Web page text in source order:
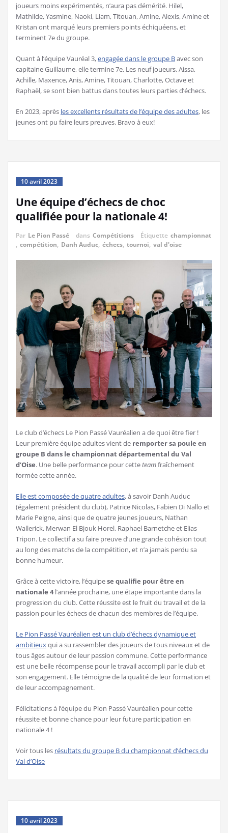
joueurs moins expérimentés, n’aura pas démérité. Hilel,
Mathilde, Yasmine, Naoki, Liam, Titouan, Amine, Alexis, Amine et
Kristan ont marqué leurs premiers points échiquéens, et
terminent 7e du groupe.
Quant à l’équipe Vauréal 3,engagée dans le groupe Bavec son
capitaine Guillaume, elle termine 7e. Les neuf joueurs, Aissa,
Achille, Maxence, Anis, Amine, Titouan, Charlotte, Octave et
Raphaël, se sont bien battus dans toutes leurs parties d’échecs.
En 2023, après les excellents résultats de l’équipe des adultes, les
jeunes ont pu faire leurs preuves. Bravo à eux!
10 avril 2023
Une équipe d’échecs de choc
qualifiée pour la nationale 4!
Par Le Pion Passé dans Compétitions Étiquette championnat
, compétition, Danh Auduc, échecs, tournoi, val d'oise
Le club d’échecs Le Pion Passé Vauréalien a de quoi être fier !
Leur première équipe adultes vient de remporter sa poule en
groupe B dans le championnat départemental du Val
d’Oise. Une belle performance pour cetteteamfraîchement
formée cette année.
Elle est composée de quatre adultes, à savoir Danh Auduc
(également président du club), Patrice Nicolas, Fabien Di Nallo et
Marie Peigne, ainsi que de quatre jeunes joueurs, Nathan
Wallerick, Merwan El Bjouk Horel, Raphael Barnetche et Elias
Tripon. Le collectif a su faire preuve d’une grande cohésion tout
au long des matchs de la compétition, et n’a jamais perdu sa
bonne humeur.
Grâce à cette victoire, l’équipese qualifie pour être en
nationale 4l’année prochaine, une étape importante dans la
progression du club. Cette réussite est le fruit du travail et de la
passion pour les échecs de chacun des membres de l’équipe.
Le Pion Passé Vauréalien est un club d’échecs dynamique et
ambitieuxqui a su rassembler des joueurs de tous niveaux et de
tous âges autour de leur passion commune. Cette performance
est une belle récompense pour le travail accompli par le club et
son engagement. Elle témoigne de la qualité de leur formation et
de leur accompagnement.
Félicitations à l’équipe du Pion Passé Vauréalien pour cette
réussite et bonne chance pour leur future participation en
nationale 4 !
Voir tous les résultats du groupe B du championnat d’échecs du
Val d’Oise
10 avril 2023